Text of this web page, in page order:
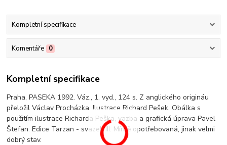
Kompletní specifikace
Komentáře 0
Kompletní specifikace
Praha, PASEKA 1992. Váz., 1. vyd., 124 s. Z anglického origináu
přeložil Václav Procházka. Ilustrace Richard Pešek. Obálka s
použitím ilustrace Richarda Peška, vazba a grafická úprava Pavel
Štefan. Edice Tarzan - svazek III. Mírně opotřebovaná, jinak velmi
dobrý stav.